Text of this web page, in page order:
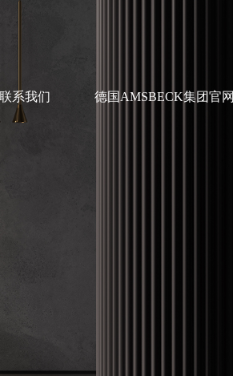
联系我们 德国AMSBECK集团官网